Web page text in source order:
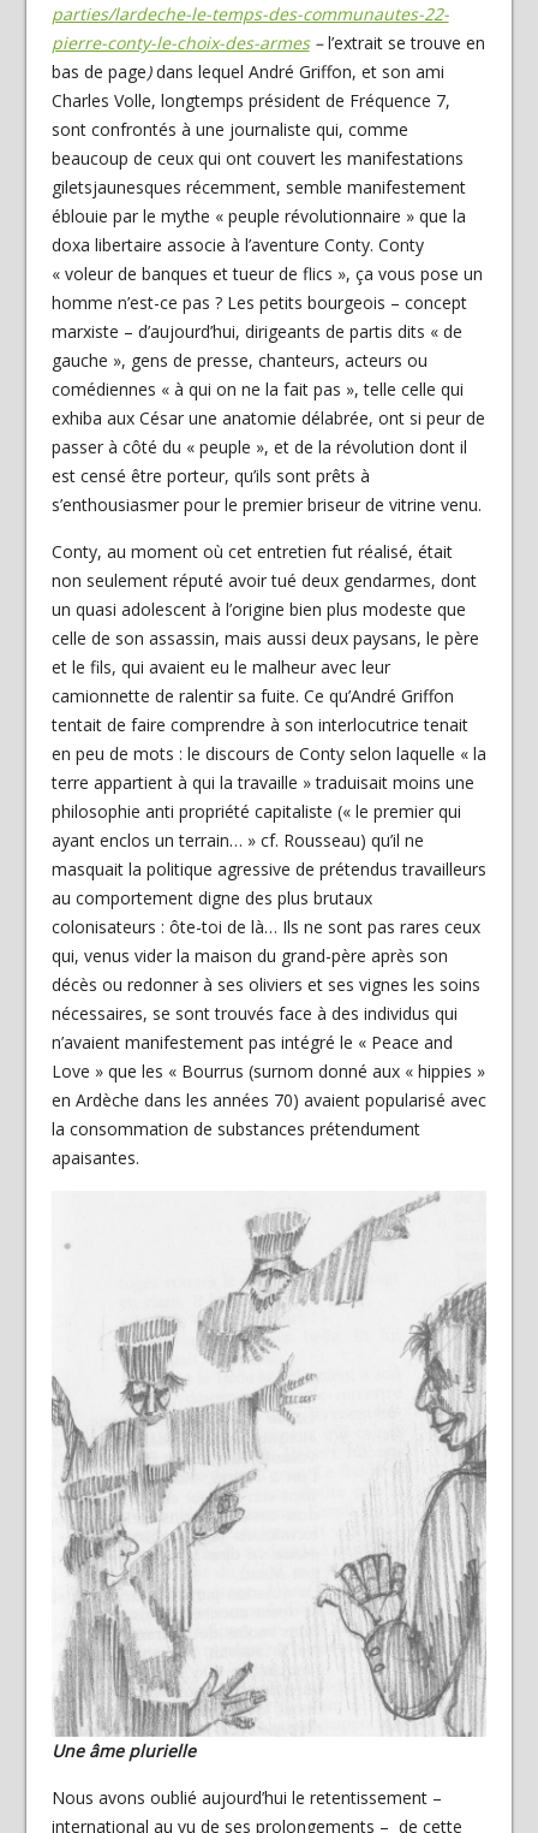
parties/lardeche-le-temps-des-communautes-22-
pierre-conty-le-choix-des-armes–l’extrait se trouve en
bas de page)dans lequel André Griffon, et son ami
Charles Volle, longtemps président de Fréquence 7,
sont confrontés à une journaliste qui, comme
beaucoup de ceux qui ont couvert les manifestations
giletsjaunesques récemment, semble manifestement
éblouie par le mythe « peuple révolutionnaire » que la
doxa libertaire associe à l’aventure Conty. Conty
« voleur de banques et tueur de flics », ça vous pose un
homme n’est-ce pas ? Les petits bourgeois – concept
marxiste – d’aujourd’hui, dirigeants de partis dits « de
gauche », gens de presse, chanteurs, acteurs ou
comédiennes « à qui on ne la fait pas », telle celle qui
exhiba aux César une anatomie délabrée, ont si peur de
passer à côté du « peuple », et de la révolution dont il
est censé être porteur, qu’ils sont prêts à
s’enthousiasmer pour le premier briseur de vitrine venu.
Conty, au moment où cet entretien fut réalisé, était
non seulement réputé avoir tué deux gendarmes, dont
un quasi adolescent à l’origine bien plus modeste que
celle de son assassin, mais aussi deux paysans, le père
et le fils, qui avaient eu le malheur avec leur
camionnette de ralentir sa fuite. Ce qu’André Griffon
tentait de faire comprendre à son interlocutrice tenait
en peu de mots : le discours de Conty selon laquelle « la
terre appartient à qui la travaille » traduisait moins une
philosophie anti propriété capitaliste (« le premier qui
ayant enclos un terrain… » cf. Rousseau) qu’il ne
masquait la politique agressive de prétendus travailleurs
au comportement digne des plus brutaux
colonisateurs : ôte-toi de là… Ils ne sont pas rares ceux
qui, venus vider la maison du grand-père après son
décès ou redonner à ses oliviers et ses vignes les soins
nécessaires, se sont trouvés face à des individus qui
n’avaient manifestement pas intégré le « Peace and
Love » que les « Bourrus (surnom donné aux « hippies »
en Ardèche dans les années 70) avaient popularisé avec
la consommation de substances prétendument
apaisantes.
Une âme plurielle
Nous avons oublié aujourd’hui le retentissement –
international au vu de ses prolongements – de cette